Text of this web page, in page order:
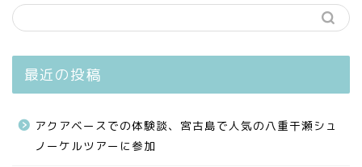
最近の投稿
アクアベースでの体験談、宮古島で人気の八重干瀬シュ
ノーケルツアーに参加